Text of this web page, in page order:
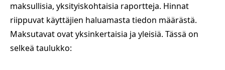
maksullisia, yksityiskohtaisia raportteja. Hinnat
riippuvat käyttäjien haluamasta tiedon määrästä.
Maksutavat ovat yksinkertaisia ja yleisiä. Tässä on
selkeä taulukko: